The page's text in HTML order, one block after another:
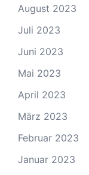
August 2023
Juli 2023
Juni 2023
Mai 2023
April 2023
März 2023
Februar 2023
Januar 2023